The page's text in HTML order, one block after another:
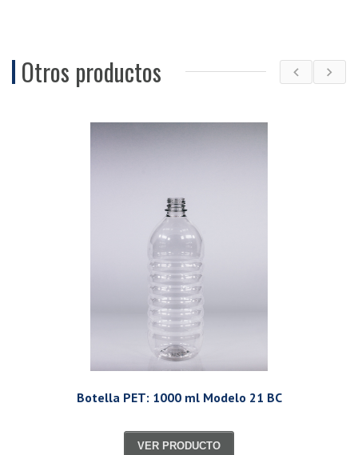
Otros productos
Botella PET: 1000 ml Modelo 21 BC
VER PRODUCTO